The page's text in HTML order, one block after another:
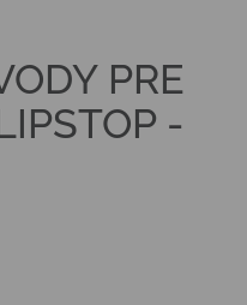
PRE
-